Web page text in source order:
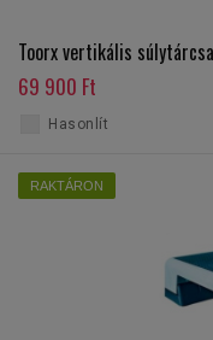
Toorx vertikális
69 900 Ft
Hasonlít
RAKTÁRON